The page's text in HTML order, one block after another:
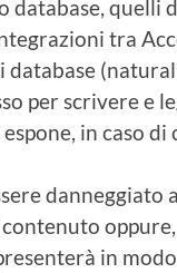
quelli
tra
database
per scrivere e
in caso
danneggiato
in